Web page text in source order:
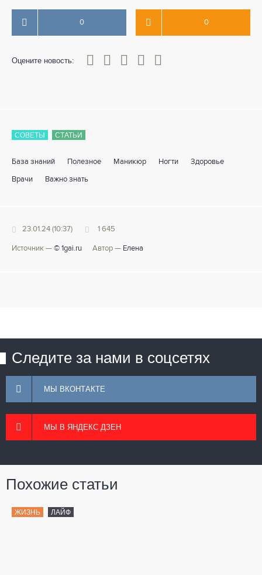
0 0
Оцените новость:
0
1 3 4 5
СОВЕТЫ СТАТЬИ
База знаний Полезное Маникюр Ногти Здоровье
Врачи Важно знать
23.01.24 (10:37) 1 645
Источник — © 1gai.ru Автор — Елена
Следите за нами в соцсетях
МЫ ВКОНТАКТЕ
МЫ В ЯНДЕКС ДЗЕН
Похожие статьи
ЖИЗНЬ ЛАЙФ